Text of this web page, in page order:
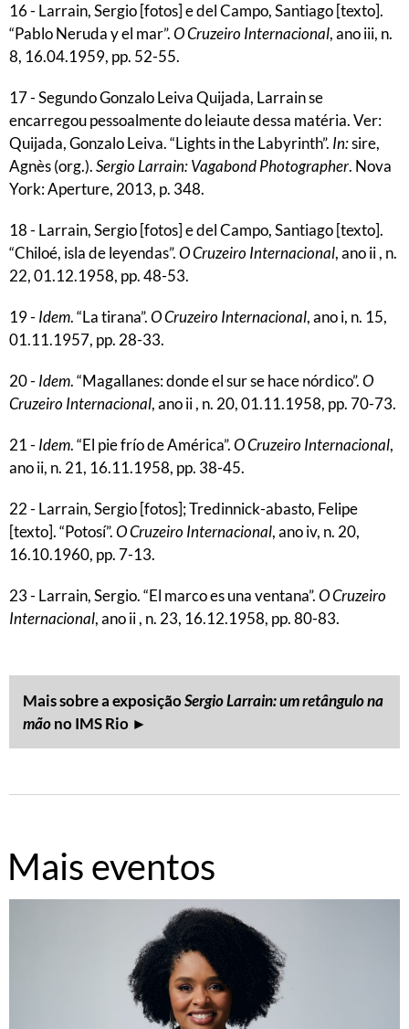
16 - Larrain, Sergio [fotos] e del Campo, Santiago [texto].
“Pablo Neruda y el mar”.O Cruzeiro Internacional, ano iii, n.
8, 16.04.1959, pp. 52-55.
17 - Segundo Gonzalo Leiva Quijada, Larrain se
encarregou pessoalmente do leiaute dessa matéria. Ver:
Quijada, Gonzalo Leiva. “Lights in the Labyrinth”. In:sire,
Agnès (org.).Sergio Larrain: Vagabond Photographer. Nova
York: Aperture, 2013, p. 348.
18 - Larrain, Sergio [fotos] e del Campo, Santiago [texto].
“Chiloé, isla de leyendas”.O Cruzeiro Internacional, ano ii , n.
22, 01.12.1958, pp. 48-53.
19 - Idem. “La tirana”.O Cruzeiro Internacional, ano i, n. 15,
01.11.1957, pp. 28-33.
20 - Idem. “Magallanes: donde el sur se hace nórdico”.O
Cruzeiro Internacional, ano ii , n. 20, 01.11.1958, pp. 70-73.
21 - Idem. “El pie frío de América”.O Cruzeiro Internacional,
ano ii, n. 21, 16.11.1958, pp. 38-45.
22 - Larrain, Sergio [fotos]; Tredinnick-abasto, Felipe
[texto]. “Potosí”.O Cruzeiro Internacional, ano iv, n. 20,
16.10.1960, pp. 7-13.
23 - Larrain, Sergio. “El marco es una ventana”.O Cruzeiro
Internacional, ano ii , n. 23, 16.12.1958, pp. 80-83.
Mais sobre a exposiçãoSergio Larrain: um retângulo na
mãono IMS Rio ►
Mais eventos